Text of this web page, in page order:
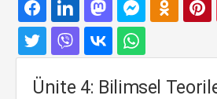
Ünite 4: Bilimsel